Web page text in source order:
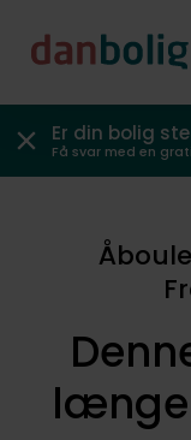
Er din bolig
Få svar med en